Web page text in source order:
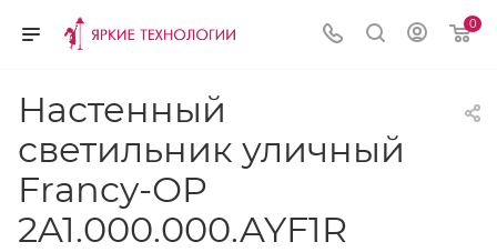
0
Настенный
светильник уличный
Francy-ОP
2A1.000.000.AYF1R